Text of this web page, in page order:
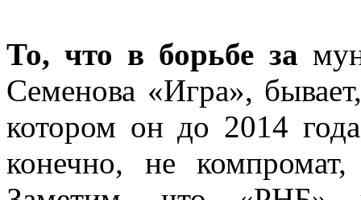
То, что в борьбе за
Семенова «Игра»,
котором он до 2014
конечно, не